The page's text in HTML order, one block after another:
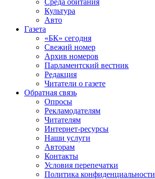
Среда обитания
Культура
Авто
Газета
«БК» сегодня
Свежий номер
Архив номеров
Парламентский вестник
Редакция
Читатели о газете
Обратная связь
Опросы
Рекламодателям
Читателям
Интернет-ресурсы
Наши услуги
Авторам
Контакты
Условия перепечатки
Политика конфиденциальности